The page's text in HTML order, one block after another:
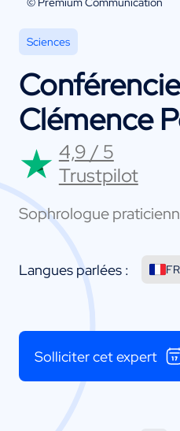
Sciences
Clémence
4,9 / 5
Trustpilot
Sophrologue
Langues parlées : FR
Solliciter cet expert